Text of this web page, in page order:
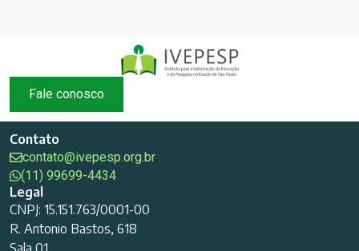
Fale conosco
Contato
contato@ivepesp.org.br
(11) 99699-4434
Legal
CNPJ: 15.151.763/0001-00
R. Antonio Bastos, 618
Sala 01